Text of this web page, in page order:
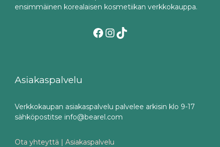
ensimmäinen korealaisen kosmetiikan verkkokauppa.
Facebook
Instagram
TikTok
Asiakaspalvelu
Verkkokaupan asiakaspalvelu palvelee arkisin klo 9-17
sähköpostitse info@bearel.com
Ota yhteyttä | Asiakaspalvelu